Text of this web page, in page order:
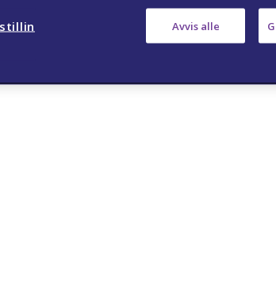
Avvis alle